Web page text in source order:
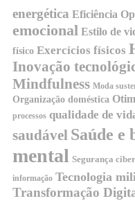
energética Eficiência
emocional Estilo de
físico Exercícios físicos
Inovação
Mindfulness Moda
Organização doméstica
processos qualidade de
saudável Saúde e
mental Segurança
informação Tecnologia
Transformação